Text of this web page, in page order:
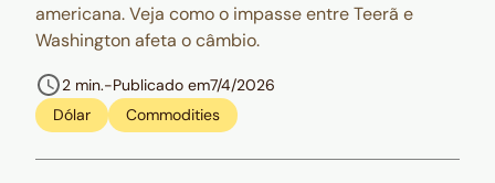
americana. Veja como o impasse entre Teerã e
Washington afeta o câmbio.
2 min.-Publicado em7/4/2026
Dólar
Commodities